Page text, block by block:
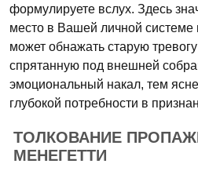
формулируете вслух. Здесь
место в Вашей личной системе
может обнажать старую
спрятанную под внешней
эмоциональный накал, тем
глубокой потребности в
ТОЛКОВАНИЕ
МЕНЕГЕТТИ